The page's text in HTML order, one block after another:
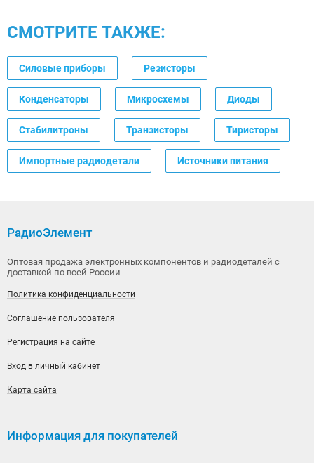
СМОТРИТЕ ТАКЖЕ:
Силовые приборы Резисторы
Конденсаторы Микросхемы Диоды
Стабилитроны Транзисторы Тиристоры
Импортные радиодетали Источники питания
РадиоЭлемент
Оптовая продажа электронных компонентов и радиодеталей с
доставкой по всей России
Политика конфиденциальности
Соглашение пользователя
Регистрация на сайте
Вход в личный кабинет
Карта сайта
Информация для покупателей